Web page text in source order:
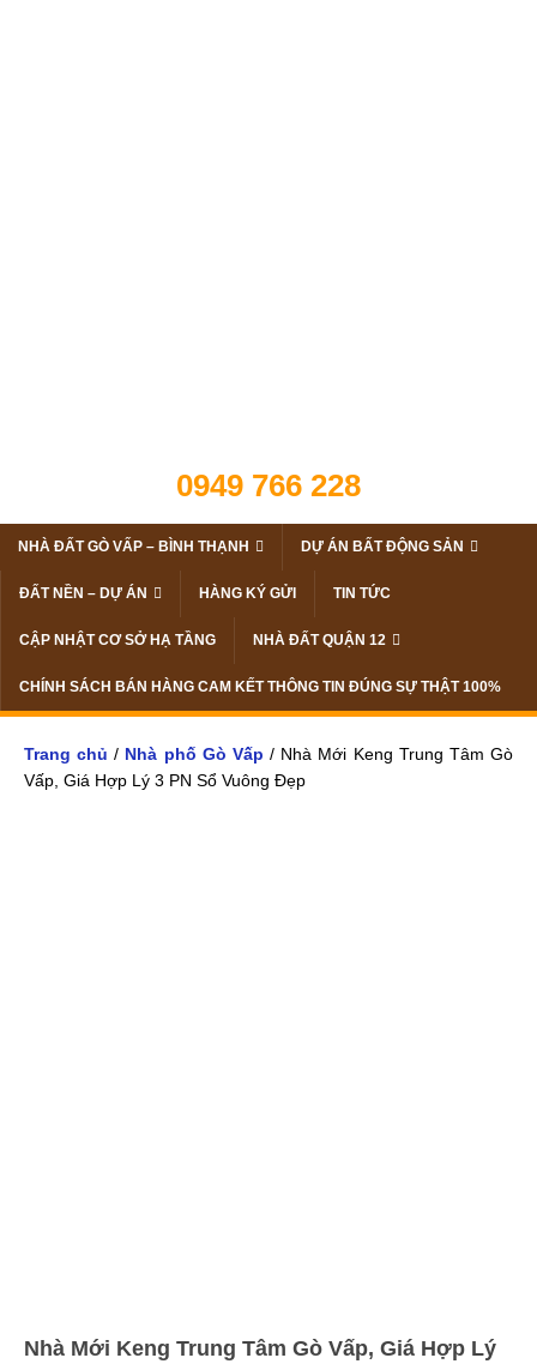
0949 766 228
NHÀ ĐẤT GÒ VẤP – BÌNH THẠNH DỰ ÁN BẤT ĐỘNG SẢN
ĐẤT NỀN – DỰ ÁN HÀNG KÝ GỬI TIN TỨC
CẬP NHẬT CƠ SỞ HẠ TẦNG NHÀ ĐẤT QUẬN 12
CHÍNH SÁCH BÁN HÀNG CAM KẾT THÔNG TIN ĐÚNG SỰ THẬT 100%
Trang chủ / Nhà phố Gò Vấp / Nhà Mới Keng Trung Tâm Gò
Vấp, Giá Hợp Lý 3 PN Sổ Vuông Đẹp
Nhà Mới Keng Trung Tâm Gò Vấp, Giá Hợp Lý